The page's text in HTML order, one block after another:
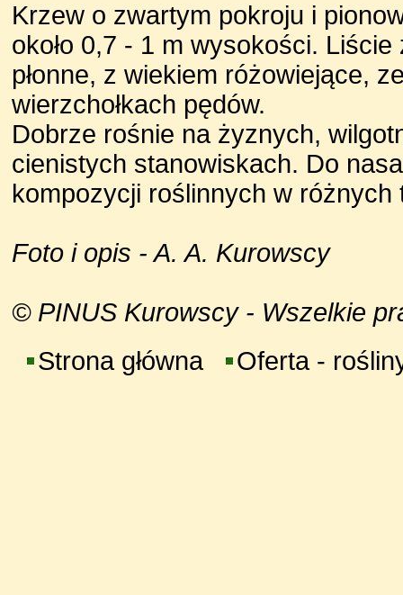
Krzew o zwartym pokroju i
około 0,7 - 1 m wysokości.
płonne, z wiekiem różowiejące,
wierzchołkach pędów.
Dobrze rośnie na żyznych,
cienistych stanowiskach. Do
kompozycji roślinnych w różnych
Foto i opis - A. A. Kurowscy
© PINUS Kurowscy - Wszelkie
Strona główna
Oferta -